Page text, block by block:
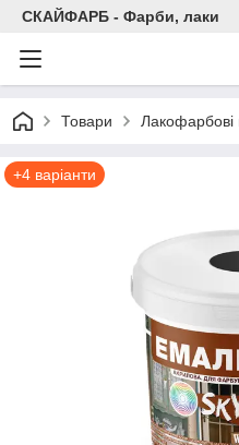
СКАЙФАРБ - Фарби, лаки
Товари Лакофарбові
+4 варіанти